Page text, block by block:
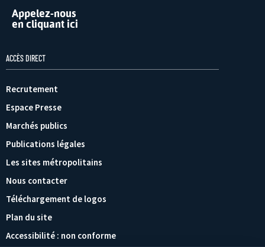
Appelez-nous
en cliquant ici
ACCÈS DIRECT
Recrutement
Espace Presse
Marchés publics
Publications légales
Les sites métropolitains
Nous contacter
Téléchargement de logos
Plan du site
Accessibilité : non conforme